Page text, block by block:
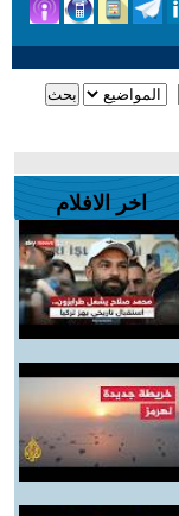
اخر الافلام